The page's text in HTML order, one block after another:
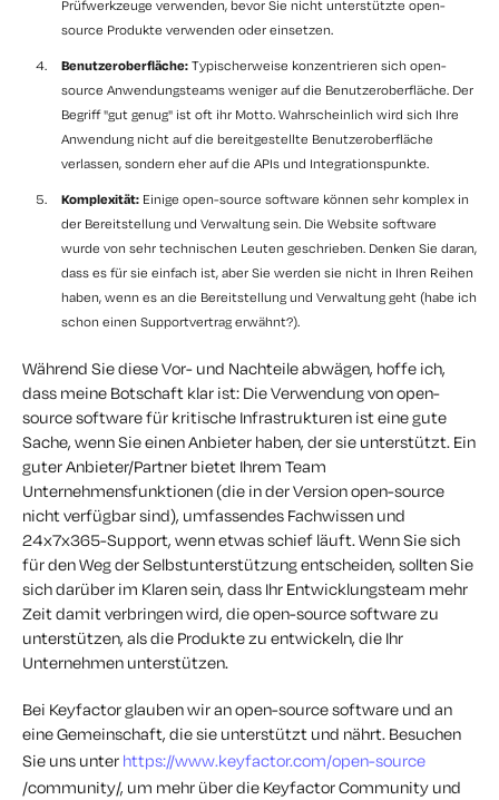
Prüfwerkzeuge verwenden, bevor Sie nicht unterstützte open-
source Produkte verwenden oder einsetzen.
Benutzeroberfläche: Typischerweise konzentrieren sich open-
source Anwendungsteams weniger auf die Benutzeroberfläche. Der
Begriff "gut genug" ist oft ihr Motto. Wahrscheinlich wird sich Ihre
Anwendung nicht auf die bereitgestellte Benutzeroberfläche
verlassen, sondern eher auf die APIs und Integrationspunkte.
Komplexität: Einige open-source software können sehr komplex in
der Bereitstellung und Verwaltung sein. Die Website software
wurde von sehr technischen Leuten geschrieben. Denken Sie daran,
dass es für sie einfach ist, aber Sie werden sie nicht in Ihren Reihen
haben, wenn es an die Bereitstellung und Verwaltung geht (habe ich
schon einen Supportvertrag erwähnt?).
Während Sie diese Vor- und Nachteile abwägen, hoffe ich,
dass meine Botschaft klar ist: Die Verwendung von open-
source software für kritische Infrastrukturen ist eine gute
Sache, wenn Sie einen Anbieter haben, der sie unterstützt. Ein
guter Anbieter/Partner bietet Ihrem Team
Unternehmensfunktionen (die in der Version open-source
nicht verfügbar sind), umfassendes Fachwissen und
24x7x365-Support, wenn etwas schief läuft. Wenn Sie sich
für den Weg der Selbstunterstützung entscheiden, sollten Sie
sich darüber im Klaren sein, dass Ihr Entwicklungsteam mehr
Zeit damit verbringen wird, die open-source software zu
unterstützen, als die Produkte zu entwickeln, die Ihr
Unternehmen unterstützen.
Bei Keyfactor glauben wir an open-source software und an
eine Gemeinschaft, die sie unterstützt und nährt. Besuchen
Sie uns unter https://www.keyfactor.com/open-source
/community/, um mehr über die Keyfactor Community und